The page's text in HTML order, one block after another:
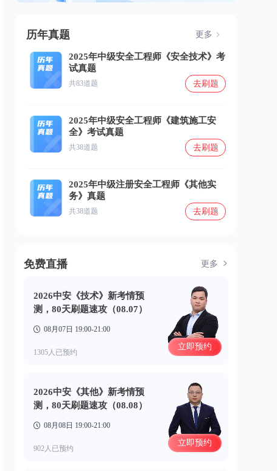
历年真题 更多
2025年中级安全工程师《安全技术》考
试真题
共83道题 去刷题
2025年中级安全工程师《建筑施工安
全》考试真题
共38道题 去刷题
2025年中级注册安全工程师《其他实
务》真题
共38道题 去刷题
免费直播 更多
2026中安《技术》新考情预
测，80天刷题速攻（08.07）
08月07日 19:00-21:00
1305人已预约
立即预约
2026中安《其他》新考情预
测，80天刷题速攻（08.08）
08月08日 19:00-21:00
902人已预约
立即预约